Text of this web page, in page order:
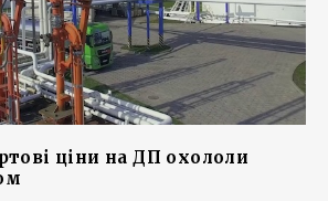
ціни на ДП охололи